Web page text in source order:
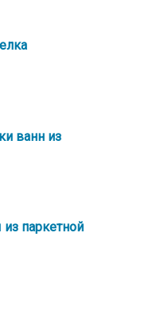
ванн из
паркетной